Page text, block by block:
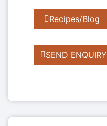
Recipes/Blog
SEND ENQUIRY